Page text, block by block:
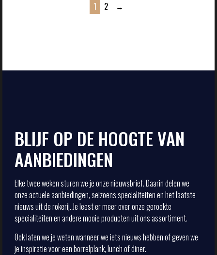
1 2 →
BLIJF OP DE HOOGTE VAN
AANBIEDINGEN
Elke twee weken sturen we je onze nieuwsbrief. Daarin delen we
onze actuele aanbiedingen, seizoens specialiteiten en het laatste
nieuws uit de rokerij. Je leest er meer over onze gerookte
specialiteiten en andere mooie producten uit ons assortiment.
Ook laten we je weten wanneer we iets nieuws hebben of geven we
je inspiratie voor een borrelplank, lunch of diner.